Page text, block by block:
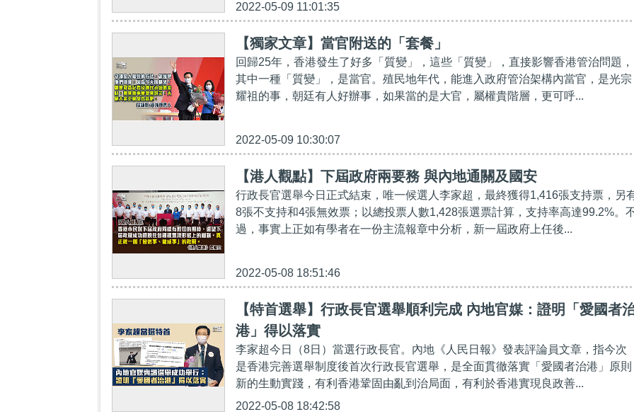
2022-05-09 11:01:35
【獨家文章】當官附送的「套餐」
回歸25年，香港發生了好多「質變」，這些「質變」，直接影響香港管治問題，
其中一種「質變」，是當官。殖民地年代，能進入政府管治架構內當官，是光宗
耀祖的事，朝廷有人好辦事，如果當的是大官，屬權貴階層，更可呼...
2022-05-09 10:30:07
【港人觀點】下屆政府兩要務 與內地通關及國安
行政長官選舉今日正式結束，唯一候選人李家超，最終獲得1,416張支持票，另
8張不支持和4張無效票；以總投票人數1,428張選票計算，支持率高達99.2%。
過，事實上正如有學者在一份主流報章中分析，新一屆政府上任後...
2022-05-08 18:51:46
【特首選舉】行政長官選舉順利完成 內地官媒：證明「愛國者
港」得以落實
李家超今日（8日）當選行政長官。內地《人民日報》發表評論員文章，指今次
是香港完善選舉制度後首次行政長官選舉，是全面貫徹落實「愛國者治港」原則
新的生動實踐，有利香港鞏固由亂到治局面，有利於香港實現良政善...
2022-05-08 18:42:58